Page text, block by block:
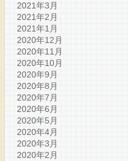
2021年3月
2021年2月
2021年1月
2020年12月
2020年11月
2020年10月
2020年9月
2020年8月
2020年7月
2020年6月
2020年5月
2020年4月
2020年3月
2020年2月